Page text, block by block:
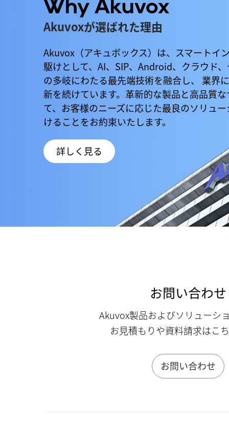
Why Akuvox
Akuvoxが選ばれた理由
Akuvox（アキュボックス）は、スマートイ
駆けとして、AI、SIP、Android、クラウド
の多岐にわたる最先端技術を融合し、 業界
新を続けています。革新的な製品と高品質
て、お客様のニーズに応じた最良のソリュ
けることをお約束いたします。
詳しく見る
お問い合わせ
Akuvox製品およびソリューシ
お見積もりや資料請求はこ
お問い合わせ